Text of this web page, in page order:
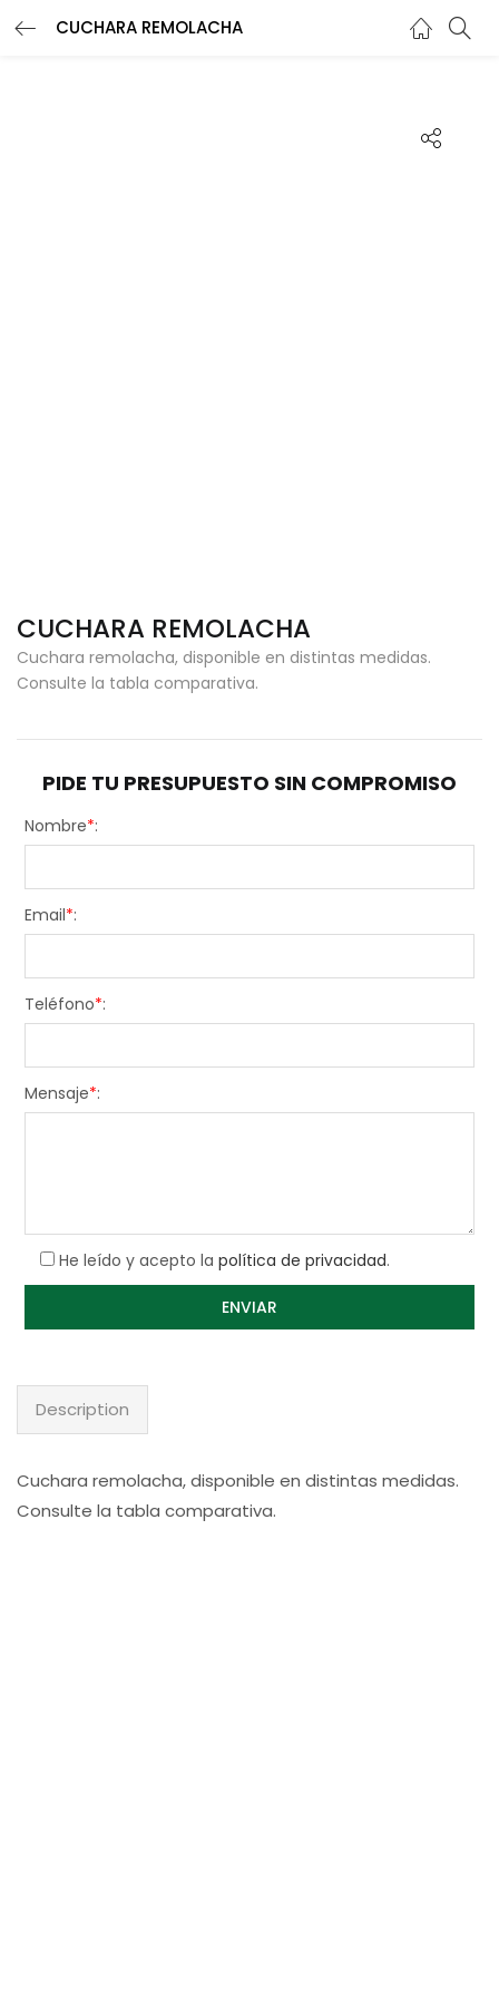
CUCHARA REMOLACHA
CUCHARA REMOLACHA
Cuchara remolacha, disponible en distintas medidas.
Consulte la tabla comparativa.
PIDE TU PRESUPUESTO SIN COMPROMISO
Nombre*:
Email*:
Teléfono*:
Mensaje*:
He leído y acepto la política de privacidad.
Description
Cuchara remolacha, disponible en distintas medidas.
Consulte la tabla comparativa.